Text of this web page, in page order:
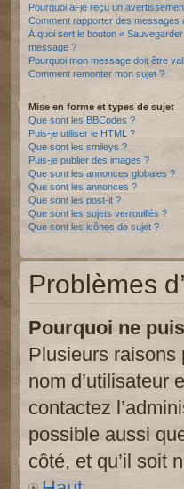
Pourquoi ai-je reçu un
Comment rapporter des messages
À quoi sert le bouton «
message ?
Pourquoi mon message doit être
Comment remonter mon sujet ?
Mise en forme et types de sujet
Que sont les BBCodes ?
Puis-je utiliser le HTML ?
Que sont les smileys ?
Puis-je publier des images ?
Que sont les annonces globales ?
Que sont les annonces ?
Que sont les post-it ?
Que sont les sujets verrouillés ?
Que sont les icônes de sujet ?
Problèmes
Pourquoi ne
Plusieurs raisons
nom d’utilisateur
contactez
possible aussi
côté, et qu’il soit